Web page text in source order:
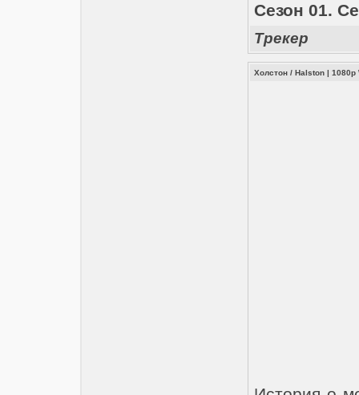
Сезон 01.
Трекер
Холстон / Halston | 1080p